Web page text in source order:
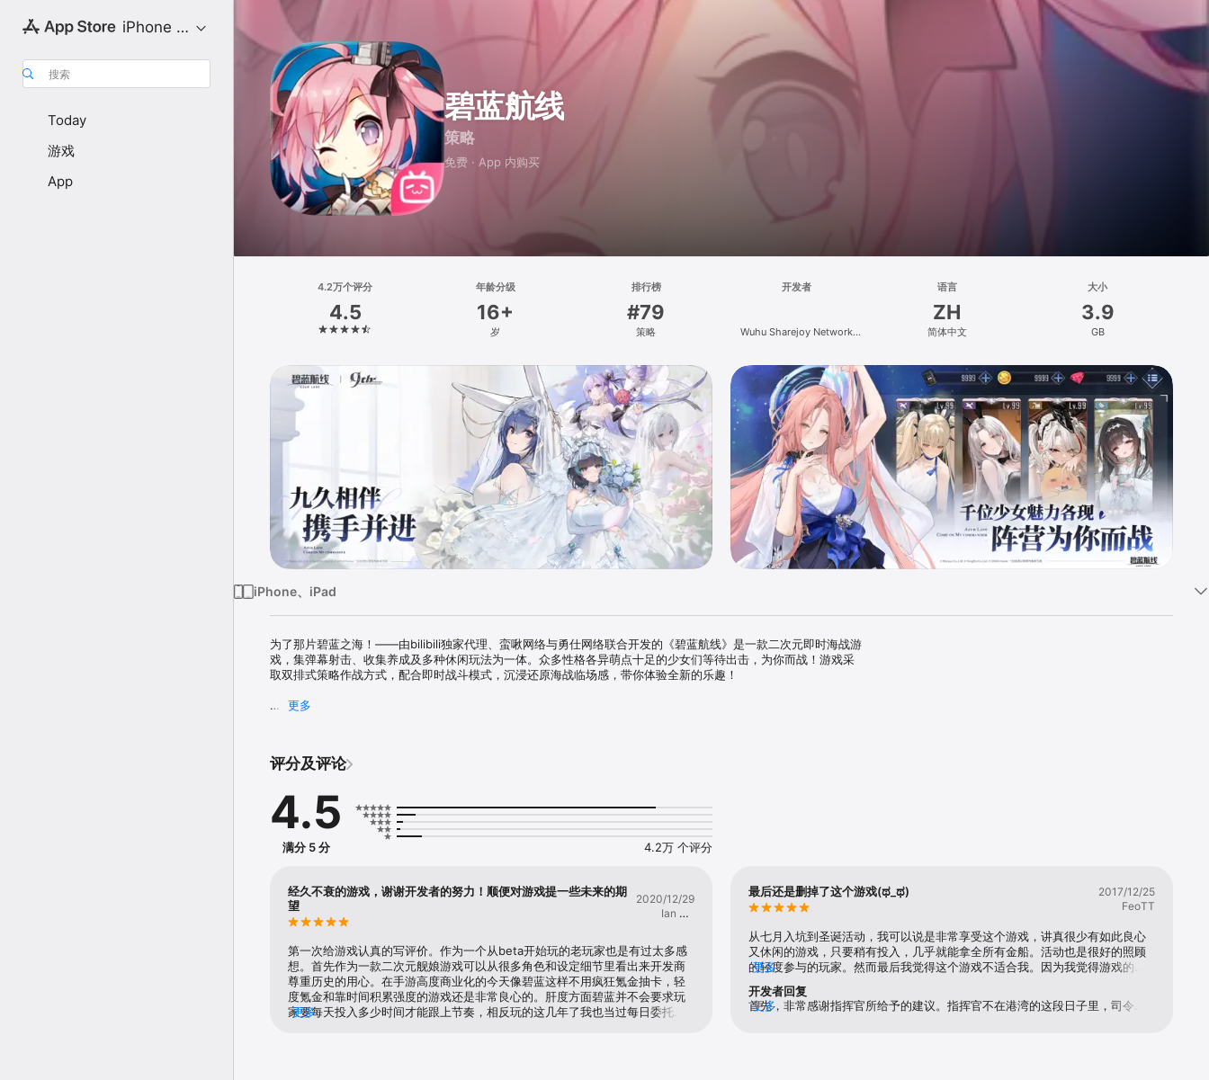
iPhone 专区
搜索
Today
游戏
App
碧蓝航线
策略
免费 · App 内购买
4.2万个评分
4.5
年龄分级
16+
岁
排行榜
#79
策略
开发者
Wuhu Sharejoy Network
语言
ZH
简体中文
大小
3.9
GB
iPhone、iPad
为了那片碧蓝之海！——由bilibili独家代理、蛮啾网络与勇仕网络联合开发的《碧蓝航线》是一款二次元即时海战游
戏，集弹幕射击、收集养成及多种休闲玩法为一体。众多性格各异萌点十足的少女们等待出击，为你而战！游戏采
取双排式策略作战方式，配合即时战斗模式，沉浸还原海战临场感，带你体验全新的乐趣！
【即时海战，感受充满张力的临场感！】
从细微的惯性系统到爽快的全弹射击，从规避致命伤害到予以敌方痛击，让指挥官们如同置身瞬息万变的战场上，
运用精妙的策略搭配和灵活的操作，在遮天蔽日的浓雾中为人类的未来开辟新的道路！
汇聚强大画师团队，构建风格鲜明的交互情境，众多性格萌点各异的少女们，与指挥官一同驶向大海与远方！指挥
官，属于您的时刻已经降临，我们静候您的指令！
【养成与收集，丰富要素等你发掘！】
丰富有趣的后宅系统，家具随意DIY，打造属于指挥官与少女们的港区乐园；漫画、手办收藏系统，细数我们共同经
历的征战与传奇！
更多
评分及评论
4.5
满分 5 分 4.2万 个评分
经久不衰的游戏，谢谢开发者的努力！顺便对游戏提一些未来的期
望
2020/12/29
Ian Liu
第一次给游戏认真的写评价。作为一个从beta开始玩的老玩家也是有过太多感
想。首先作为一款二次元舰娘游戏可以从很多角色和设定细节里看出来开发商
尊重历史的用心。在手游高度商业化的今天像碧蓝这样不用疯狂氪金抽卡，轻
度氪金和靠时间积累强度的游戏还是非常良心的。肝度方面碧蓝并不会要求玩
家要每天投入多少时间才能跟上节奏，相反玩的这几年了我也当过每日委托闲
更多
最后还是删掉了这个游戏(ಥ_ಥ)
2017/12/25
FeoTT
从七月入坑到圣诞活动，我可以说是非常享受这个游戏，讲真很少有如此良心
又休闲的游戏，只要稍有投入，几乎就能拿全所有金船。活动也是很好的照顾
的轻度参与的玩家。然而最后我觉得这个游戏不适合我。因为我觉得游戏的社
交意义是非常重要的一个部分。我把这个游戏安利给我的很多朋友，他们也很
快发现了碧蓝的优点，甚至有重度氪金玩家弃坑阴阳师，改道以100%收集率
（然而没有阿芙乐尔）和全皮肤为目标玩。但是我并没有觉得和朋友一起玩碧
更多
开发者回复
首先，非常感谢指挥官所给予的建议。指挥官不在港湾的这段日子里，司令部
更多